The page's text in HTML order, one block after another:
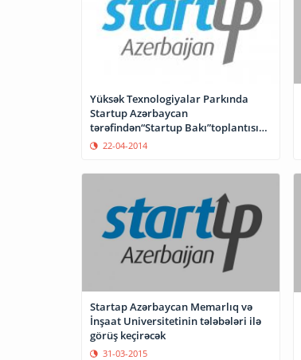
Yüksək Texnologiyalar Parkında
Startup Azərbaycan
tərəfindən“Startup Bakı”toplantısı
keçiriləcək
22-04-2014
Startap Azərbaycan Memarlıq və
İnşaat Universitetinin tələbələri ilə
görüş keçirəcək
31-03-2015